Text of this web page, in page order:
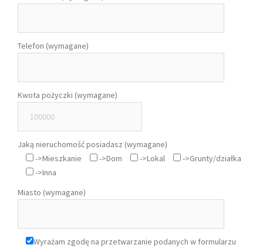
Telefon (wymagane)
Kwota pożyczki (wymagane)
Jaką nieruchomość posiadasz (wymagane)
->Mieszkanie
->Dom ->Lokal
->Grunty/działka
->Inna
Miasto (wymagane)
Wyrażam zgodę na przetwarzanie podanych w formularzu